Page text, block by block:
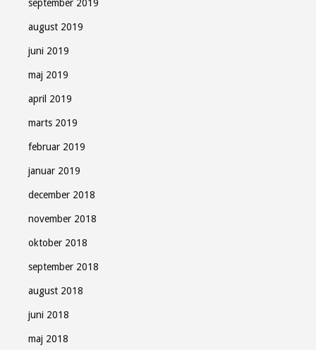
september 2019
august 2019
juni 2019
maj 2019
april 2019
marts 2019
februar 2019
januar 2019
december 2018
november 2018
oktober 2018
september 2018
august 2018
juni 2018
maj 2018